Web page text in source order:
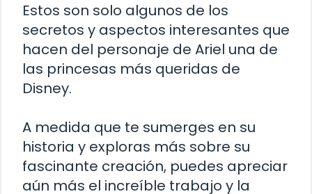
Estos son solo algunos de los
secretos y aspectos interesantes que
hacen del personaje de Ariel una de
las princesas más queridas de
Disney.
A medida que te sumerges en su
historia y exploras más sobre su
fascinante creación, puedes apreciar
aún más el increíble trabajo y la